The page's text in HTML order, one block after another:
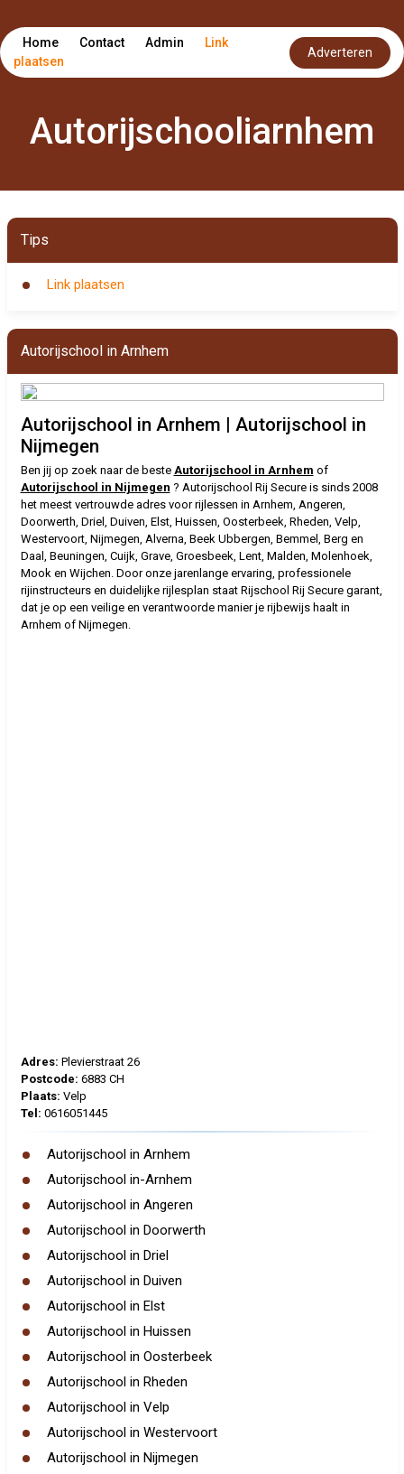
Home Contact Admin
Link
plaatsen
Adverteren
Autorijschooliarnhem
Tips
Link plaatsen
Autorijschool in Arnhem
Autorijschool in Arnhem | Autorijschool in
Nijmegen
Ben jij op zoek naar de beste Autorijschool in Arnhem of
Autorijschool in Nijmegen ? Autorijschool Rij Secure is sinds 2008
het meest vertrouwde adres voor rijlessen in Arnhem, Angeren,
Doorwerth, Driel, Duiven, Elst, Huissen, Oosterbeek, Rheden, Velp,
Westervoort, Nijmegen, Alverna, Beek Ubbergen, Bemmel, Berg en
Daal, Beuningen, Cuijk, Grave, Groesbeek, Lent, Malden, Molenhoek,
Mook en Wijchen. Door onze jarenlange ervaring, professionele
rijinstructeurs en duidelijke rijlesplan staat Rijschool Rij Secure garant,
dat je op een veilige en verantwoorde manier je rijbewijs haalt in
Arnhem of Nijmegen.
Adres: Plevierstraat 26
Postcode: 6883 CH
Plaats: Velp
Tel: 0616051445
Autorijschool in Arnhem
Autorijschool in-Arnhem
Autorijschool in Angeren
Autorijschool in Doorwerth
Autorijschool in Driel
Autorijschool in Duiven
Autorijschool in Elst
Autorijschool in Huissen
Autorijschool in Oosterbeek
Autorijschool in Rheden
Autorijschool in Velp
Autorijschool in Westervoort
Autorijschool in Nijmegen